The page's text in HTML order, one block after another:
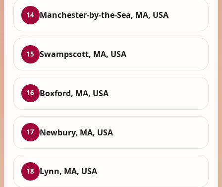
14 Manchester-by-the-Sea, MA, USA
15 Swampscott, MA, USA
16 Boxford, MA, USA
17 Newbury, MA, USA
18 Lynn, MA, USA